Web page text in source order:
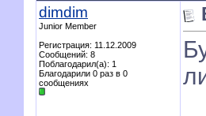
dimdim
Junior Member
Регистрация: 11.12.2009
Сообщений: 8
Поблагодарил(а): 1
Благодарили 0 раз в 0
сообщениях